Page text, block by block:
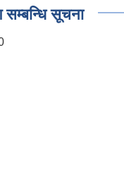
सम्बन्धि सूचना